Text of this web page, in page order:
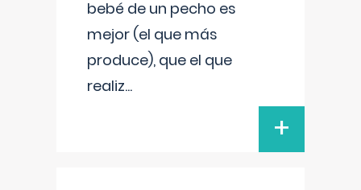
bebé de un pecho es
mejor (el que más
produce), que el que
realiz...
+